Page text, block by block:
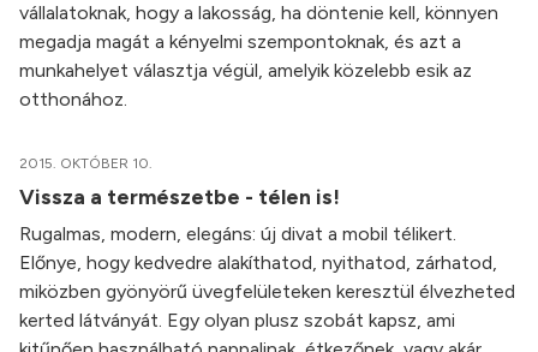
vállalatoknak, hogy a lakosság, ha döntenie kell, könnyen
megadja magát a kényelmi szempontoknak, és azt a
munkahelyet választja végül, amelyik közelebb esik az
otthonához.
2015. OKTÓBER 10.
Vissza a természetbe - télen is!
Rugalmas, modern, elegáns: új divat a mobil télikert.
Előnye, hogy kedvedre alakíthatod, nyithatod, zárhatod,
miközben gyönyörű üvegfelületeken keresztül élvezheted
kerted látványát. Egy olyan plusz szobát kapsz, ami